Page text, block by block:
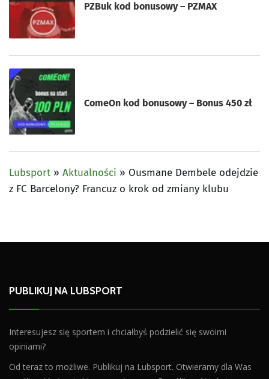
PZBuk kod bonusowy – PZMAX
ComeOn kod bonusowy – Bonus 450 zł
Lubsport » Aktualności » Ousmane Dembele odejdzie
z FC Barcelony? Francuz o krok od zmiany klubu
PUBLIKUJ NA LUBSPORT
Interesujesz się sportem i chciałbyś podzielić się swoimi
opiniami?
Od teraz to możliwe. Publikuj na Lubsport. Otwieramy dla Was